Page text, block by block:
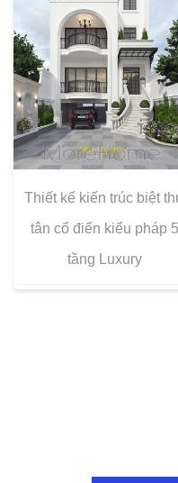
Thiết kế kiến trúc biệt
tân cổ điển kiểu pháp 5
tầng Luxury